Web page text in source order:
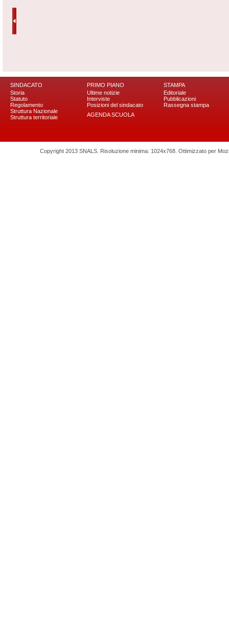
SINDACATO
Storia
Statuto
Regolamento
Struttura Nazionale
Struttura territoriale
PRIMO PIANO
Ultime notizie
Interviste
Posizioni del sindacato
AGENDA SCUOLA
STAMPA
Editoriale
Pubblicazioni
Rassegna stampa
Copyright 2013 SNALS. Risoluzione minima: 1024x768. Ottimizzato per